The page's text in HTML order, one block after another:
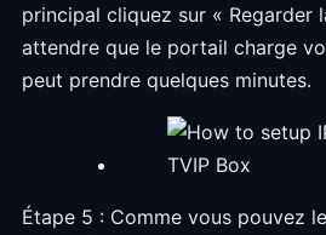
principal cliquez sur « Regarder
attendre que le portail charge
peut prendre quelques minutes.
Étape 5 : Comme vous pouvez